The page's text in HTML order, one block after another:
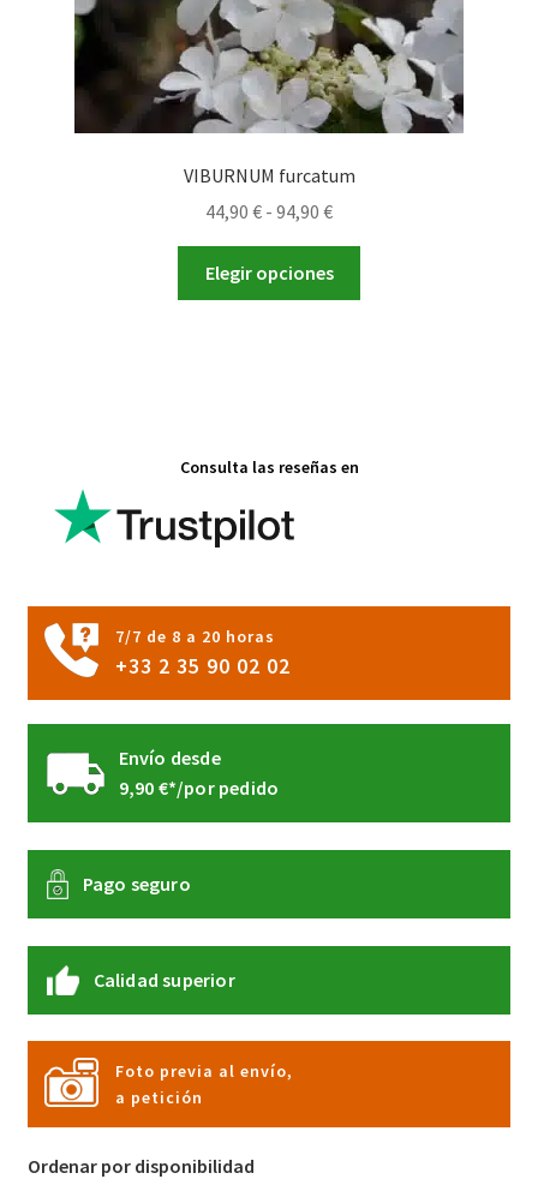
de
producto
VIBURNUM furcatum
44,90 € - 94,90 €Rango
de
precios:
desde
Elegir opciones
Consulta las reseñas en
7/7 de 8 a 20 horas
+33 2 35 90 02 02
Envío desde
9,90 €*/por pedido
Pago seguro
Calidad superior
Foto previa al envío,
a petición
Ordenar por disponibilidad